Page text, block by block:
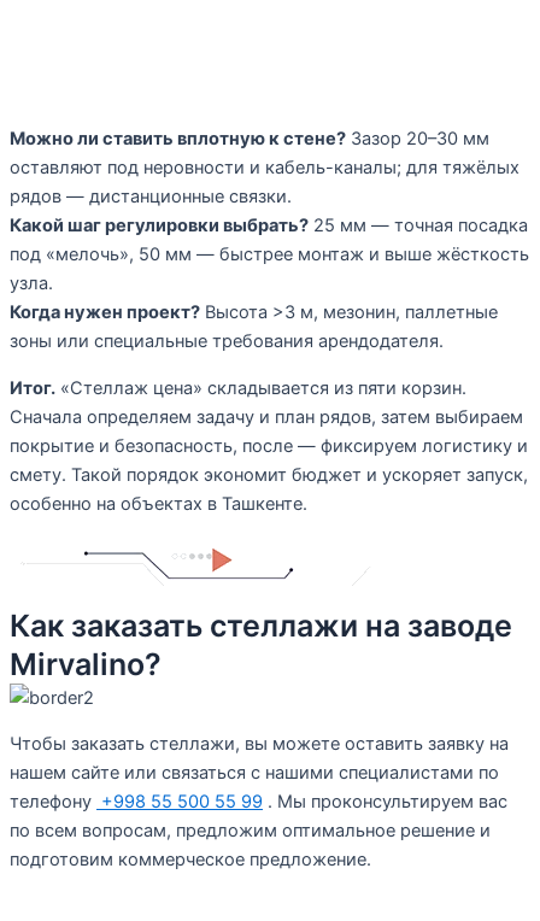
Можно ли ставить вплотную к стене? Зазор 20–30 мм
оставляют под неровности и кабель-каналы; для тяжёлых
рядов — дистанционные связки.
Какой шаг регулировки выбрать? 25 мм — точная посадка
под «мелочь», 50 мм — быстрее монтаж и выше жёсткость
узла.
Когда нужен проект? Высота >3 м, мезонин, паллетные
зоны или специальные требования арендодателя.
Итог. «Стеллаж цена» складывается из пяти корзин.
Сначала определяем задачу и план рядов, затем выбираем
покрытие и безопасность, после — фиксируем логистику и
смету. Такой порядок экономит бюджет и ускоряет запуск,
особенно на объектах в Ташкенте.
Как заказать стеллажи на заводе
Mirvalino?
Чтобы заказать стеллажи, вы можете оставить заявку на
нашем сайте или связаться с нашими специалистами по
телефону +998 55 500 55 99 . Мы проконсультируем вас
по всем вопросам, предложим оптимальное решение и
подготовим коммерческое предложение.